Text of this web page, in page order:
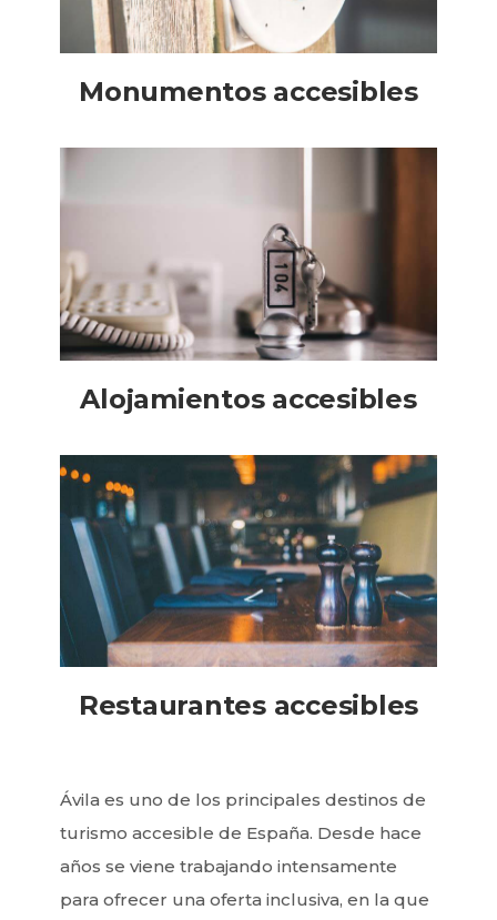
Monumentos accesibles
Alojamientos accesibles
Restaurantes accesibles
Ávila es uno de los principales destinos de
turismo accesible de España. Desde hace
años se viene trabajando intensamente
para ofrecer una oferta inclusiva, en la que